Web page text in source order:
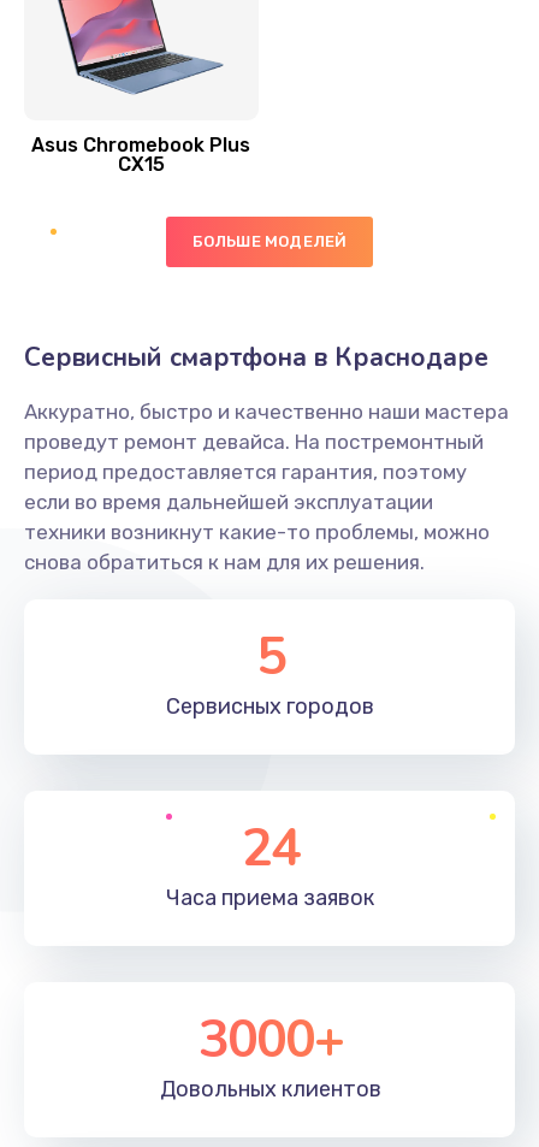
Замена антенны
Заказать
890 руб.
Замена голосового динамика
Заказать
Замена основной камеры
490 руб.
Заказать
1190 руб.
Заказать
Заказать
Замена клавиатуры
1190 руб.
Замена корпуса
890 руб.
Asus Chromebook Plus
CX15
БОЛЬШЕ МОДЕЛЕЙ
Сервисный смартфона в Краснодаре
Аккуратно, быстро и качественно наши мастера
проведут ремонт девайса. На постремонтный
период предоставляется гарантия, поэтому
если во время дальнейшей эксплуатации
техники возникнут какие-то проблемы, можно
снова обратиться к нам для их решения.
5
Сервисных городов
24
Часа приема заявок
3000+
Довольных клиентов